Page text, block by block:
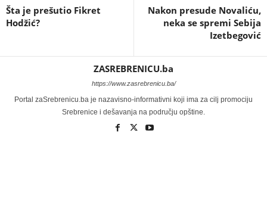
Šta je prešutio Fikret
Hodžić?
Nakon presude Novaliću,
neka se spremi Sebija
Izetbegović
ZASREBRENICU.ba
https://www.zasrebrenicu.ba/
Portal zaSrebrenicu.ba je nazavisno-informativni koji ima za cilj promociju
Srebrenice i dešavanja na području opštine.